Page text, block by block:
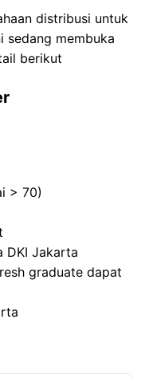
distribusi untuk
sedang membuka
berikut
> 70)
DKI Jakarta
graduate dapat